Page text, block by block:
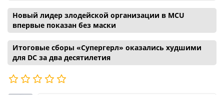
Новый лидер злодейской организации в MCU
впервые показан без маски
Итоговые сборы «Супергерл» оказались худшими
для DC за два десятилетия